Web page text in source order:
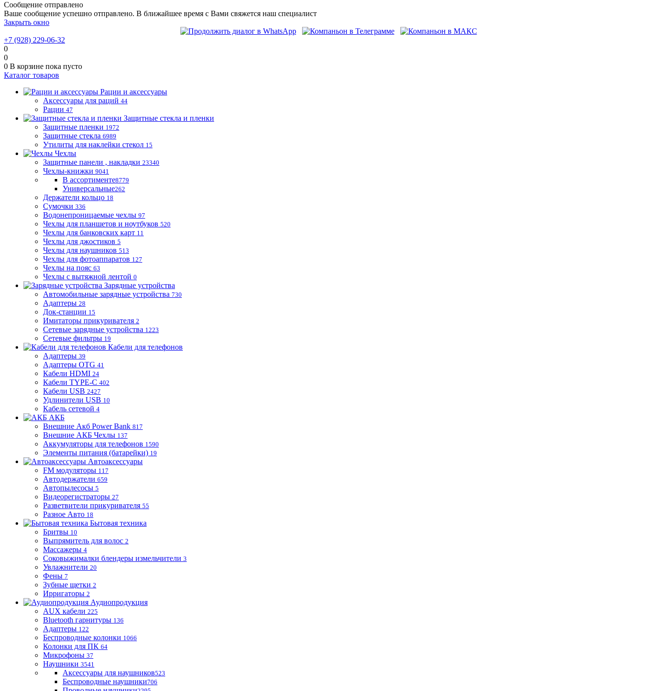
Сообщение отправлено
Ваше сообщение успешно отправлено. В ближайшее время с Вами свяжется наш специалист
Закрыть окно
+7 (928) 229-06-32
0
0
0 В корзине пока пусто
Каталог товаров
Рации и аксессуары
Аксессуары для раций 44
Рации 47
Защитные стекла и пленки
Защитные пленки 1972
Защитные стекла 6989
Утилиты для наклейки стекол 15
Чехлы
Защитные панели , накладки 23340
Чехлы-книжки 9041
В ассортименте8779
Универсальные262
Держатели кольцо 18
Сумочки 336
Водонепроницаемые чехлы 97
Чехлы для планшетов и ноутбуков 520
Чехлы для банковских карт 11
Чехлы для джостиков 5
Чехлы для наушников 513
Чехлы для фотоаппаратов 127
Чехлы на пояс 63
Чехлы с вытяжной лентой 0
Зарядные устройства
Автомобильные зарядные устройства 730
Адаптеры 28
Док-станции 15
Имитаторы прикуривателя 2
Сетевые зарядные устройства 1223
Сетевые фильтры 19
Кабели для телефонов
Адаптеры 39
Адаптеры OTG 41
Кабели HDMI 24
Кабели TYPE-C 402
Кабели USB 2427
Удлинители USB 10
Кабель сетевой 4
АКБ
Внешние Акб Power Bank 817
Внешние АКБ Чехлы 137
Аккумуляторы для телефонов 1590
Элементы питания (батарейки) 19
Автоаксессуары
FM модуляторы 117
Автодержатели 659
Автопылесосы 5
Видеорегистраторы 27
Разветвители прикуривателя 55
Разное Авто 18
Бытовая техника
Бритвы 10
Выпрямитель для волос 2
Массажеры 4
Соковыжималки блендеры измельчители 3
Увлажнители 20
Фены 7
Зубные щетки 2
Ирригаторы 2
Аудиопродукция
AUX кабели 225
Bluetooth гарнитуры 136
Адаптеры 122
Беспроводные колонки 1066
Колонки для ПК 64
Микрофоны 37
Наушники 3541
Аксессуары для наушников523
Беспроводные наушники706